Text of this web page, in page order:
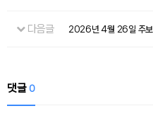
다음글 2026년 4월 26일 주보
댓글 0